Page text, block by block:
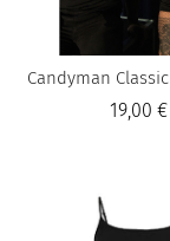
Candyman
19,00 €